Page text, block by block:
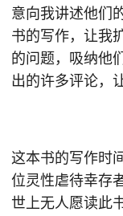
意向我讲述他们
书的写作，让我
的问题，吸纳他
出的许多评论，
这本书的写作时
位灵性虐待幸存
世上无人愿读此